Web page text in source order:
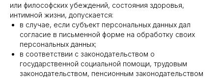
или философских убеждений, состояния здоровья,
интимной жизни, допускается:
в случае, если субъект персональных данных дал
согласие в письменной форме на обработку своих
персональных данных;
в соответствии с законодательством о
государственной социальной помощи, трудовым
законодательством, пенсионным законодательством